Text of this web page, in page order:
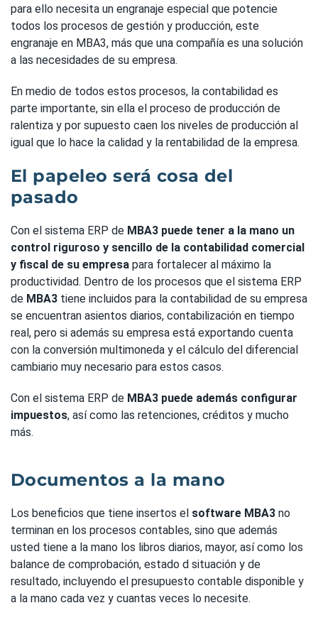
para ello necesita un engranaje especial que potencie
todos los procesos de gestión y producción, este
engranaje en MBA3, más que una compañía es una solución
a las necesidades de su empresa.
En medio de todos estos procesos, la contabilidad es
parte importante, sin ella el proceso de producción de
ralentiza y por supuesto caen los niveles de producción al
igual que lo hace la calidad y la rentabilidad de la empresa.
El papeleo será cosa del
pasado
Con el sistema ERP de MBA3 puede tener a la mano un
control riguroso y sencillo de la contabilidad comercial
y fiscal de su empresa para fortalecer al máximo la
productividad. Dentro de los procesos que el sistema ERP
de MBA3 tiene incluidos para la contabilidad de su empresa
se encuentran asientos diarios, contabilización en tiempo
real, pero si además su empresa está exportando cuenta
con la conversión multimoneda y el cálculo del diferencial
cambiario muy necesario para estos casos.
Con el sistema ERP de MBA3 puede además configurar
impuestos, así como las retenciones, créditos y mucho
más.
Documentos a la mano
Los beneficios que tiene insertos el software MBA3 no
terminan en los procesos contables, sino que además
usted tiene a la mano los libros diarios, mayor, así como los
balance de comprobación, estado d situación y de
resultado, incluyendo el presupuesto contable disponible y
a la mano cada vez y cuantas veces lo necesite.